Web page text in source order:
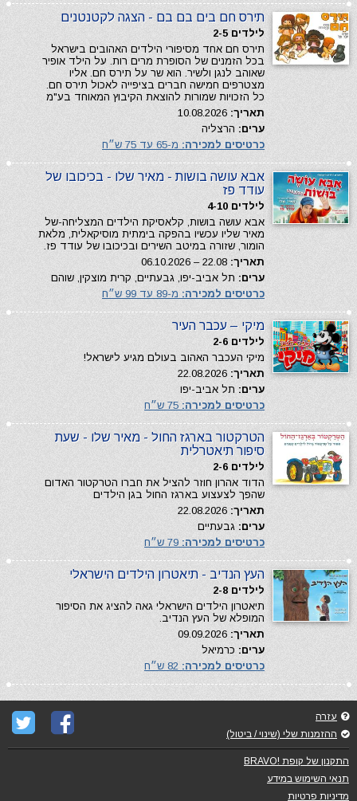
תירס חם בים בם בם - הצגה לקטנטנים
לילדים 2-5
תירס חם אחד מסיפורי הילדים האהובים בישראל
בכל הזמנים של הסופרת מרים רות. על הילד אופיר
שאוהב לנגן ולשיר. הוא שר על תירס חם. אליו
מצטרפים חמישה חברים בציפייה לאכול תירס חם.
כל הזכויות שמורות להוצאת הקיבוץ המאוחד בע"מ
תאריך:
ערים: הרצליה
כרטיסים למכירה: מ-65 עד 75 ש״ח
אבא עושה בושות - מאיר שלו - בכיכובו של
עודד פז
לילדים 4-10
אבא עושה בושות, קלאסיקת הילדים המצליחה-של
מאיר שליו עכשיו בהפקה בימתית מוסיקאלית, מלאת
הומור, שזורה במיטב השירים ובכיכובו של עודד פז.
תאריך:
ערים: תל אביב-יפו, גבעתיים, קרית מוצקין, שוהם
כרטיסים למכירה: מ-89 עד 99 ש״ח
מיקי – עכבר העיר
לילדים 2-6
מיקי העכבר האהוב בעולם מגיע לישראל!
תאריך:
ערים: תל אביב-יפו
כרטיסים למכירה:
הטרקטור בארגז החול - מאיר שלו - שעת
סיפור תיאטרלית
לילדים 2-6
הדוד אהרון חוזר להציל את חברו הטרקטור האדום
שהפך לצעצוע בארגז החול בגן הילדים
תאריך:
ערים: גבעתיים
כרטיסים למכירה:
העץ הנדיב - תיאטרון הילדים הישראלי
לילדים 2-8
תיאטרון הילדים הישראלי גאה להציג את הסיפור
המופלא של העץ הנדיב.
תאריך:
ערים: כרמיאל
כרטיסים למכירה:
עזרה
ההזמנות שלי (שינוי / ביטול)
התקנון של קופת !BRAVO
תנאי השימוש במידע
מדיניות פרטיות